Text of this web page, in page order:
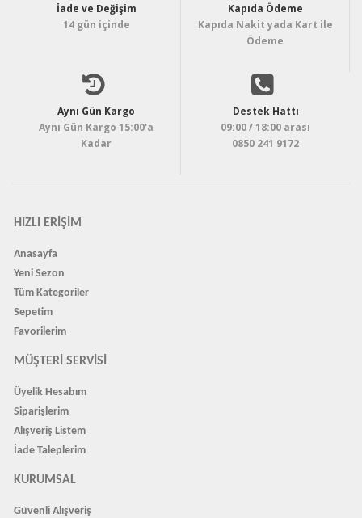
İade ve Değişim
14 gün içinde
Kapıda Ödeme
Kapıda Nakit yada Kart ile
Ödeme
Aynı Gün Kargo
Aynı Gün Kargo 15:00'a
Kadar
Destek Hattı
09:00 / 18:00 arası
0850 241 9172
HIZLI ERIŞIM
Anasayfa
Yeni Sezon
Tüm Kategoriler
Sepetim
Favorilerim
MÜŞTERI SERVISI
Üyelik Hesabım
Siparişlerim
Alışveriş Listem
İade Taleplerim
KURUMSAL
Güvenli Alışveriş